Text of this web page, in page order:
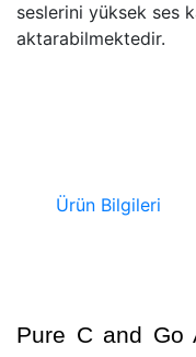
seslerini yüksek ses
aktarabilmektedir.
Ürün Bilgileri
Pure C and Go